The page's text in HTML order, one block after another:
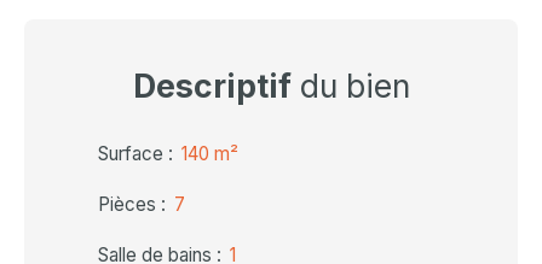
Descriptifdu bien
Surface : 140 m²
Pièces : 7
Salle de bains : 1